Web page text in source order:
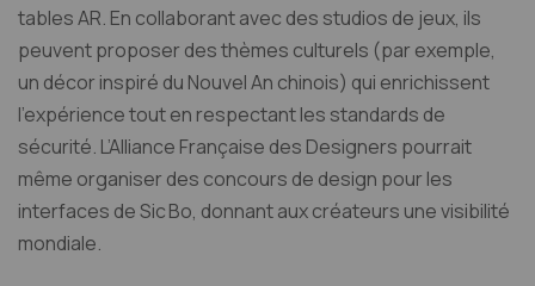
tables AR. En collaborant avec des studios de jeux, ils
peuvent proposer des thèmes culturels (par exemple,
un décor inspiré du Nouvel An chinois) qui enrichissent
l’expérience tout en respectant les standards de
sécurité. L’Alliance Française des Designers pourrait
même organiser des concours de design pour les
interfaces de Sic Bo, donnant aux créateurs une visibilité
mondiale.